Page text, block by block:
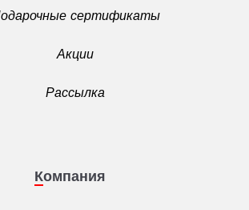
сертификаты
Акции
Рассылка
Компания